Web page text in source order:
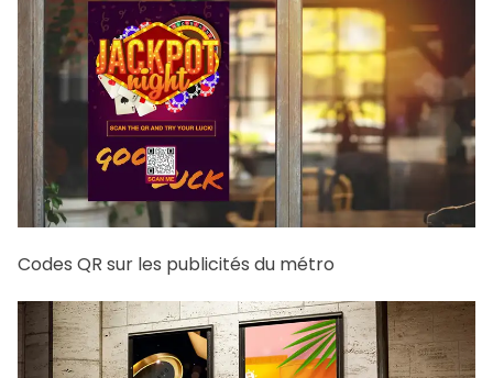
Codes QR sur les publicités du métro